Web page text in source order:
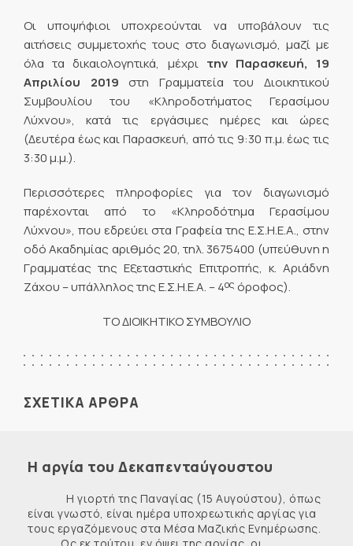
Οι υποψήφιοι υποχρεούνται να υποβάλουν τις
αιτήσεις συμμετοχής τους στο διαγωνισμό, μαζί με
όλα τα δικαιολογητικά, μέχρι την Παρασκευή, 19
Απριλίου 2019στη Γραμματεία του Διοικητικού
Συμβουλίου του «Κληροδοτήματος Γερασίμου
Λύχνου», κατά τις εργάσιμες ημέρες και ώρες
(Δευτέρα έως και Παρασκευή, από τις 9:30 π.μ. έως τις
3:30 μ.μ.).
Περισσότερες πληροφορίες για τον διαγωνισμό
παρέχονται από το «Κληροδότημα Γερασίμου
Λύχνου», που εδρεύει στα Γραφεία της Ε.Σ.Η.Ε.Α., στην
οδό Ακαδημίας αριθμός 20, τηλ. 3675400 (υπεύθυνη η
Γραμματέας της Εξεταστικής Επιτροπής, κ. Αριάδνη
Ζάχου – υπάλληλος της Ε.Σ.Η.Ε.Α. – 4ος όροφος).
ΤΟ ΔΙΟΙΚΗΤΙΚΟ ΣΥΜΒΟΥΛΙΟ
ΣΧΕΤΙΚΑ ΑΡΘΡΑ
Η αργία του Δεκαπενταύγουστου
Η γιορτή της Παναγίας (15 Αυγούστου), όπως
είναι γνωστό, είναι ημέρα υποχρεωτικής αργίας για
τους εργαζόμενους στα Μέσα Μαζικής Ενημέρωσης.